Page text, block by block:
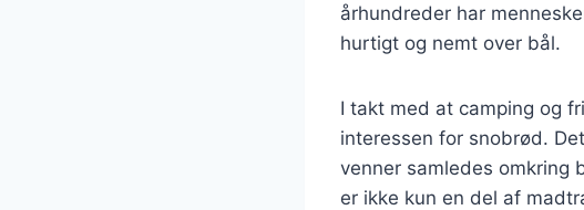
århundreder har
hurtigt og nemt over bål.
I takt med at camping og
interessen for snobrød.
venner samledes omkring
er ikke kun en del af